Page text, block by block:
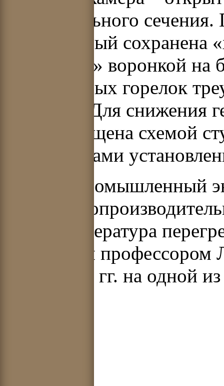
прямоугольного
газомазутный
«холодной» воронкой на
газомазутных горелок
на стене). Для снижения
котла оснащена схемой
над горелками
Первый промышленный
котел
МПа, температура
разработан
1933–1934 гг. на